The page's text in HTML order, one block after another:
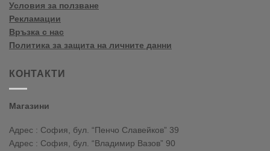
Условия за ползване
Рекламации
Връзка с нас
Политика за защита на личните данни
КОНТАКТИ
Магазини
Адрес : София, бул. “Пенчо Славейков” 39
Адрес : София, бул. “Владимир Вазов” 90